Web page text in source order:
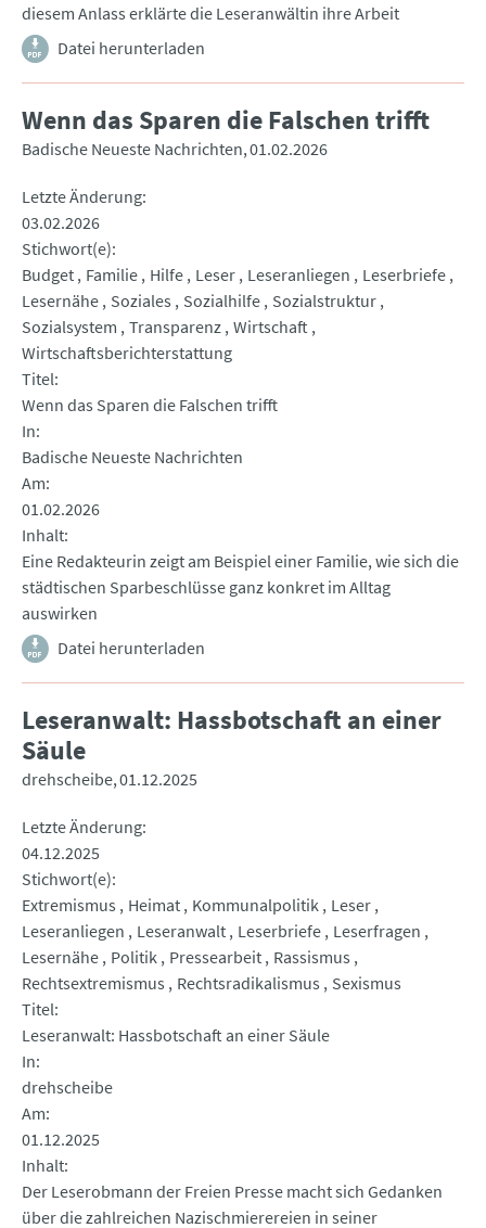
diesem Anlass erklärte die Leseranwältin ihre Arbeit
Datei herunterladen
Wenn das Sparen die Falschen trifft
Badische Neueste Nachrichten 01.02.2026
Letzte Änderung
03.02.2026
Stichwort(e)
Budget Familie Hilfe Leser Leseranliegen
Leserbriefe
Lesernähe Soziales Sozialhilfe Sozialstruktur
Sozialsystem Transparenz Wirtschaft
Wirtschaftsberichterstattung
Titel
Wenn das Sparen die Falschen trifft
In
Badische Neueste Nachrichten
Am
01.02.2026
Inhalt
Eine Redakteurin zeigt am Beispiel einer Familie, wie sich die
städtischen Sparbeschlüsse ganz konkret im Alltag
auswirken
Datei herunterladen
Leseranwalt: Hassbotschaft an einer
Säule
drehscheibe 01.12.2025
Letzte Änderung
04.12.2025
Stichwort(e)
Extremismus
Heimat Kommunalpolitik Leser
Leseranliegen
Leseranwalt Leserbriefe Leserfragen
Lesernähe Politik Pressearbeit Rassismus
Rechtsextremismus
Rechtsradikalismus
Sexismus
Titel
Leseranwalt: Hassbotschaft an einer Säule
In
drehscheibe
Am
01.12.2025
Inhalt
Der Leserobmann der Freien Presse macht sich Gedanken
über die zahlreichen Nazischmierereien in seiner